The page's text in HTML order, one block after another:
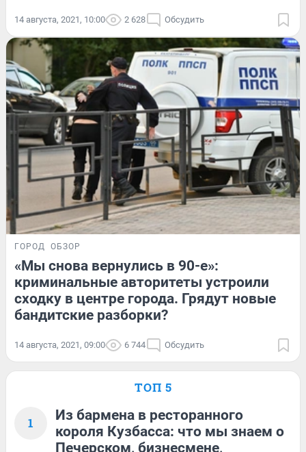
14 августа, 2021, 10:00 2 628 Обсудить
ГОРОД ОБЗОР
«Мы снова вернулись в 90-е»:
криминальные авторитеты устроили
сходку в центре города. Грядут новые
бандитские разборки?
14 августа, 2021, 09:00 6 744 Обсудить
ТОП 5
1
Из бармена в ресторанного
короля Кузбасса: что мы знаем о
Печерском, бизнесмене,